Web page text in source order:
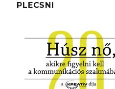
PLECSNI